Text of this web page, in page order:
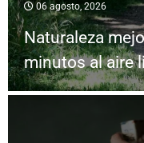
06 agosto, 2026
Naturaleza
minutos al aire